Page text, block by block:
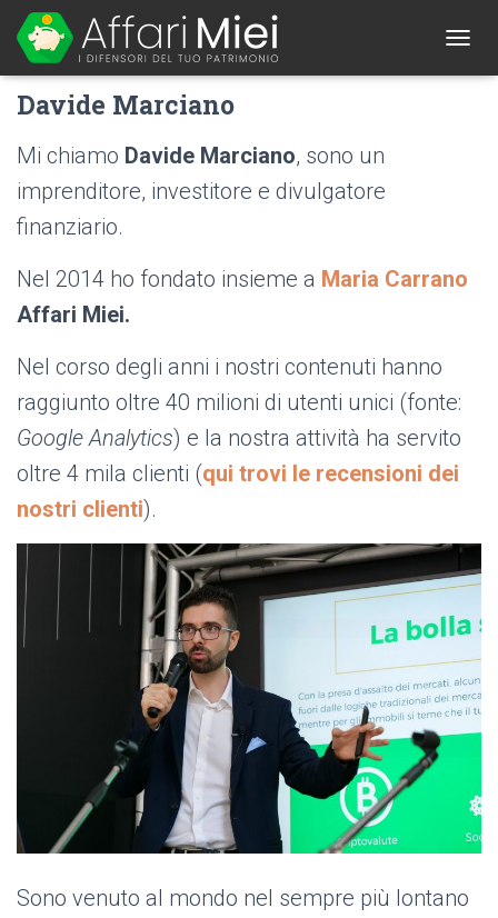
O
A
Davide Marciano
Mi chiamo Davide Marciano, sono un
imprenditore, investitore e divulgatore
finanziario.
Nel 2014 ho fondato insieme a Maria Carrano
Affari Miei.
Nel corso degli anni i nostri contenuti hanno
raggiunto oltre 40 milioni di utenti unici (fonte:
Google Analytics) e la nostra attività ha servito
oltre 4 mila clienti (qui trovi le recensioni dei
nostri clienti).
Sono venuto al mondo nel sempre più lontano